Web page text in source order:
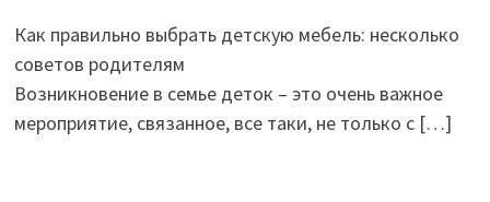
Как правильно выбрать детскую мебель: несколько
советов родителям
Возникновение в семье деток – это очень важное
мероприятие, связанное, все таки, не только с […]